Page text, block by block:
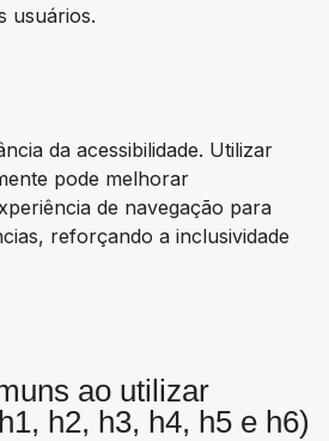
usuários.
da acessibilidade. Utilizar
pode melhorar
de navegação para
reforçando a inclusividade
ao utilizar
h2, h3, h4, h5 e h6)